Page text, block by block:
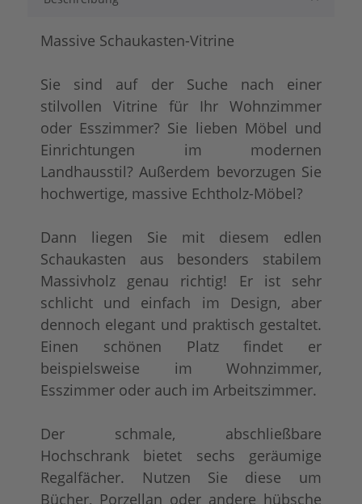
Massive Schaukasten-Vitrine
Sie sind auf der Suche nach einer
stilvollen Vitrine für Ihr Wohnzimmer
oder Esszimmer? Sie lieben Möbel und
Einrichtungen im modernen
Landhausstil? Außerdem bevorzugen Sie
hochwertige, massive Echtholz-Möbel?
Dann liegen Sie mit diesem edlen
Schaukasten aus besonders stabilem
Massivholz genau richtig! Er ist sehr
schlicht und einfach im Design, aber
dennoch elegant und praktisch gestaltet.
Einen schönen Platz findet er
beispielsweise im Wohnzimmer,
Esszimmer oder auch im Arbeitszimmer.
Der schmale, abschließbare
Hochschrank bietet sechs geräumige
Regalfächer. Nutzen Sie diese um
Bücher, Porzellan oder andere hübsche